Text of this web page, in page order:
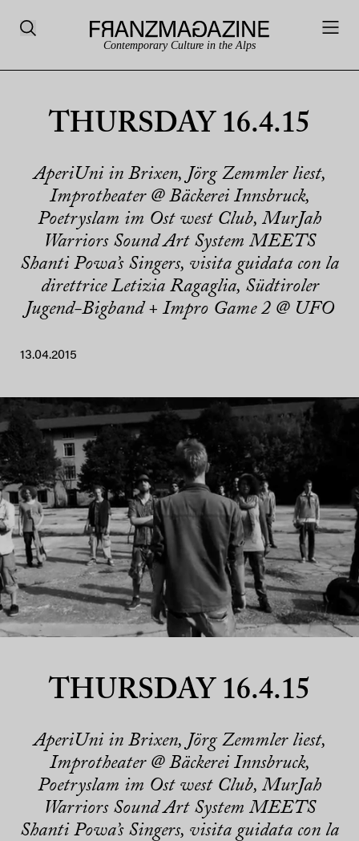
Contemporary Culture in the Alps
THURSDAY 16.4.15
AperiUni in Brixen, Jörg Zemmler liest,
Improtheater @ Bäckerei Innsbruck,
Poetryslam im Ost west Club, MurJah
Warriors Sound Art System MEETS
Shanti Powa’s Singers, visita guidata con la
direttrice Letizia Ragaglia, Südtiroler
Jugend-Bigband + Impro Game 2 @ UFO
13.04.2015
THURSDAY 16.4.15
AperiUni in Brixen, Jörg Zemmler liest,
Improtheater @ Bäckerei Innsbruck,
Poetryslam im Ost west Club, MurJah
Warriors Sound Art System MEETS
Shanti Powa’s Singers, visita guidata con la